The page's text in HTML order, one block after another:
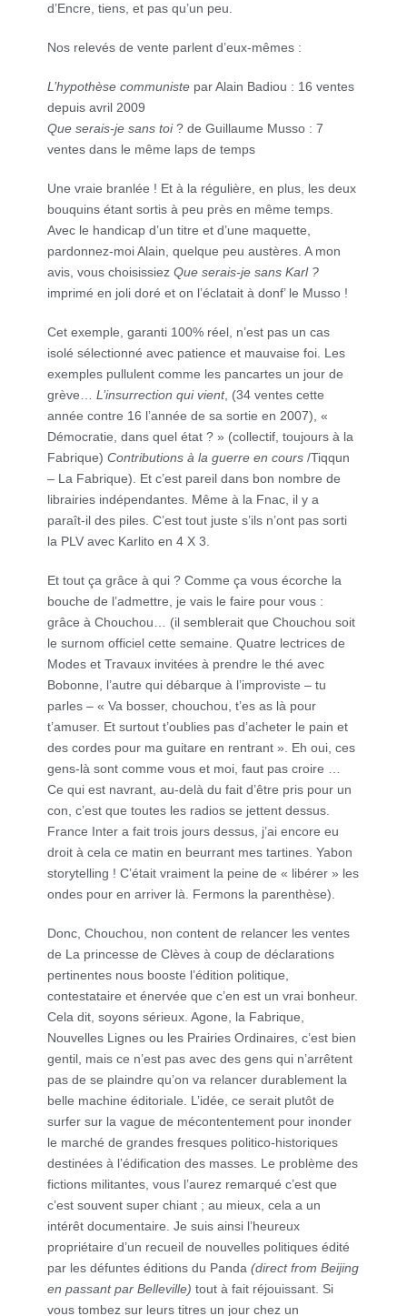
d’Encre, tiens, et pas qu’un peu.
Nos relevés de vente parlent d’eux-mêmes :
L’hypothèse communiste par Alain Badiou : 16 ventes
depuis avril 2009
Que serais-je sans toi? de Guillaume Musso : 7
ventes dans le même laps de temps
Une vraie branlée ! Et à la régulière, en plus, les deux
bouquins étant sortis à peu près en même temps.
Avec le handicap d’un titre et d’une maquette,
pardonnez-moi Alain, quelque peu austères. A mon
avis, vous choisissiezQue serais-je sans Karl ?
imprimé en joli doré et on l’éclatait à donf’ le Musso !
Cet exemple, garanti 100% réel, n’est pas un cas
isolé sélectionné avec patience et mauvaise foi. Les
exemples pullulent comme les pancartes un jour de
grève…L’insurrection qui vient, (34 ventes cette
année contre 16 l’année de sa sortie en 2007), «
Démocratie, dans quel état ? » (collectif, toujours à la
Fabrique)Contributions à la guerre en cours /Tiqqun
– La Fabrique). Et c’est pareil dans bon nombre de
librairies indépendantes. Même à la Fnac, il y a
paraît-il des piles. C’est tout juste s’ils n’ont pas sorti
la PLV avec Karlito en 4 X 3.
Et tout ça grâce à qui ? Comme ça vous écorche la
bouche de l’admettre, je vais le faire pour vous :
grâce à Chouchou… (il semblerait que Chouchou soit
le surnom officiel cette semaine. Quatre lectrices de
Modes et Travaux invitées à prendre le thé avec
Bobonne, l’autre qui débarque à l’improviste – tu
parles – « Va bosser, chouchou, t’es as là pour
t’amuser. Et surtout t’oublies pas d’acheter le pain et
des cordes pour ma guitare en rentrant ». Eh oui, ces
gens-là sont comme vous et moi, faut pas croire …
Ce qui est navrant, au-delà du fait d’être pris pour un
con, c’est que toutes les radios se jettent dessus.
France Inter a fait trois jours dessus, j’ai encore eu
droit à cela ce matin en beurrant mes tartines. Yabon
storytelling ! C’était vraiment la peine de « libérer » les
ondes pour en arriver là. Fermons la parenthèse).
Donc, Chouchou, non content de relancer les ventes
de La princesse de Clèves à coup de déclarations
pertinentes nous booste l’édition politique,
contestataire et énervée que c’en est un vrai bonheur.
Cela dit, soyons sérieux. Agone, la Fabrique,
Nouvelles Lignes ou les Prairies Ordinaires, c’est bien
gentil, mais ce n’est pas avec des gens qui n’arrêtent
pas de se plaindre qu’on va relancer durablement la
belle machine éditoriale. L’idée, ce serait plutôt de
surfer sur la vague de mécontentement pour inonder
le marché de grandes fresques politico-historiques
destinées à l’édification des masses. Le problème des
fictions militantes, vous l’aurez remarqué c’est que
c’est souvent super chiant ; au mieux, cela a un
intérêt documentaire. Je suis ainsi l’heureux
propriétaire d’un recueil de nouvelles politiques édité
par les défuntes éditions du Panda(direct from Beijing
en passant par Belleville) tout à fait réjouissant. Si
vous tombez sur leurs titres un jour chez un